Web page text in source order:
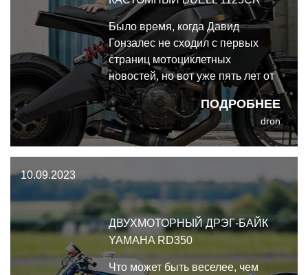
ПОДРОБНЕЕ
Было время, когда Давид
Гонзалес не сходил с первых
страниц мотоциклетных
новостей, но вот уже пять лет от
легендарного испанца из Ad Hoc
Cafe Racers почти ничего не
было слышно. И вот он вернулся
к созданию мотоциклов, какие
ему хочется -брутальный Buell
dron
10.09.2023
ДВУХМОТОРНЫЙ ДРЭГ-БАЙК
YAMAHA RD350
Что может быть веселее, чем